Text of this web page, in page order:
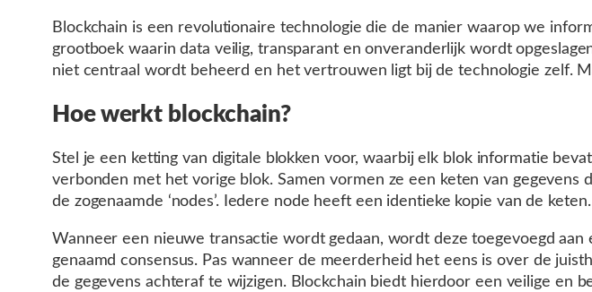
Blockchain is een revolutionaire technologie die de manier waarop we
grootboek waarin data veilig, transparant en onveranderlijk wordt
niet centraal wordt beheerd en het vertrouwen ligt bij de technologie zelf.
Hoe werkt blockchain?
Stel je een ketting van digitale blokken voor, waarbij elk blok informatie
verbonden met het vorige blok. Samen vormen ze een keten van
de zogenaamde ‘nodes’. Iedere node heeft een identieke kopie van de keten.
Wanneer een nieuwe transactie wordt gedaan, wordt deze toegevoegd
genaamd consensus. Pas wanneer de meerderheid het eens is over de
de gegevens achteraf te wijzigen. Blockchain biedt hierdoor een veilige en